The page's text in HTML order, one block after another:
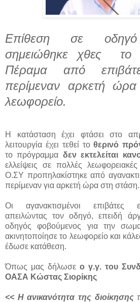
Επίθεση σε οδηγό
σημειώθηκε χθες το
Πέραμα από
περίμεναν αρκετή
λεωφορείο.
Η κατάσταση έχει φτάσει στο
λειτουργία έχει τεθεί τοθερινό
το πρόγραμμα δεν εκτελείται
ελλείψεις σε πολλές
Ο.ΣΥ προπηλακίστηκε από
περίμεναν για αρκετή ώρα στη στάση.
Οι αγανακτισμένοι επιβάτες
απειλώντας τον οδηγό, επειδή
οδηγός φοβούμενος για την
ακινητοποίησε το λεωφορείο και
έδωσε κατάθεση.
Όπως μας δήλωσε ο γ.γ. του
ΟΑΣΑ Κώστας Σιορίκης
<< Η ανικανότητα της διοίκησης